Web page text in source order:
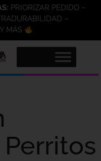
PRIORIZAR PEDIDO –
–
MÁS